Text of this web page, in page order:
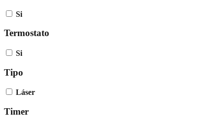
Si
Termostato
Si
Tipo
Láser
Timer